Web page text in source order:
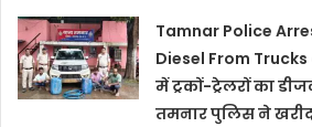
Tamnar Police
Diesel From
में ट्रकों-ट्रेलरों का
तमनार पुलिस ने